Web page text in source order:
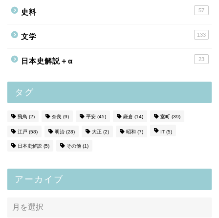
史料 57
文学 133
日本史解説＋α 23
タグ
飛鳥 (2) 奈良 (9) 平安 (45) 鎌倉 (14) 室町 (39)
江戸 (58) 明治 (28) 大正 (2) 昭和 (7) IT (5)
日本史解説 (5) その他 (1)
アーカイブ